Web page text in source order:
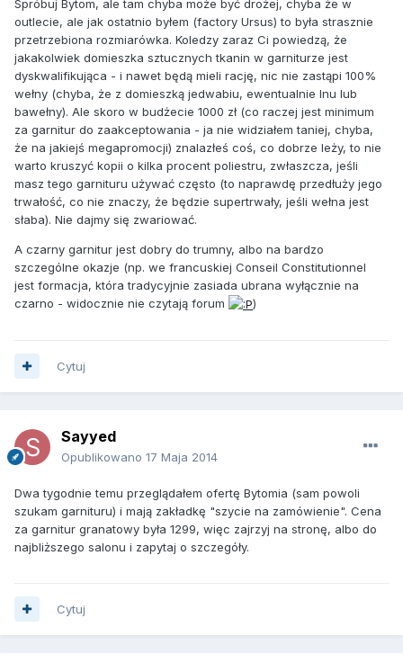
Spróbuj Bytom, ale tam chyba może być drożej, chyba że w
outlecie, ale jak ostatnio byłem (factory Ursus) to była strasznie
przetrzebiona rozmiarówka. Koledzy zaraz Ci powiedzą, że
jakakolwiek domieszka sztucznych tkanin w garniturze jest
dyskwalifikująca - i nawet będą mieli rację, nic nie zastąpi 100%
wełny (chyba, że z domieszką jedwabiu, ewentualnie lnu lub
bawełny). Ale skoro w budżecie 1000 zł (co raczej jest minimum
za garnitur do zaakceptowania - ja nie widziałem taniej, chyba,
że na jakiejś megapromocji) znalazłeś coś, co dobrze leży, to nie
warto kruszyć kopii o kilka procent poliestru, zwłaszcza, jeśli
masz tego garnituru używać często (to naprawdę przedłuży jego
trwałość, co nie znaczy, że będzie supertrwały, jeśli wełna jest
słaba). Nie dajmy się zwariować.
A czarny garnitur jest dobry do trumny, albo na bardzo
szczególne okazje (np. we francuskiej Conseil Constitutionnel
jest formacja, która tradycyjnie zasiada ubrana wyłącznie na
czarno - widocznie nie czytają forum
)
Cytuj
Sayyed
Opublikowano 17 Maja 2014
Dwa tygodnie temu przeglądałem ofertę Bytomia (sam powoli
szukam garnituru) i mają zakładkę "szycie na zamówienie". Cena
za garnitur granatowy była 1299, więc zajrzyj na stronę, albo do
najbliższego salonu i zapytaj o szczegóły.
Cytuj